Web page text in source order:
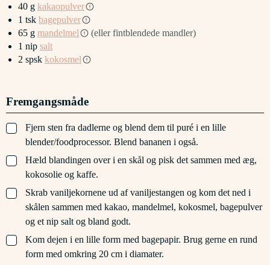
40 g kakaopulver
1 tsk bagepulver
65 g mandelmel
(eller fintblendede mandler)
1 nip salt
2 spsk kokosmel
Fremgangsmåde
▢
Fjern sten fra dadlerne og blend dem til puré i en lille
blender/foodprocessor. Blend bananen i også.
▢
Hæld blandingen over i en skål og pisk det sammen med æg,
kokosolie og kaffe.
▢
Skrab vaniljekornene ud af vaniljestangen og kom det ned i
skålen sammen med kakao, mandelmel, kokosmel, bagepulver
og et nip salt og bland godt.
▢
Kom dejen i en lille form med bagepapir. Brug gerne en rund
form med omkring 20 cm i diamater.